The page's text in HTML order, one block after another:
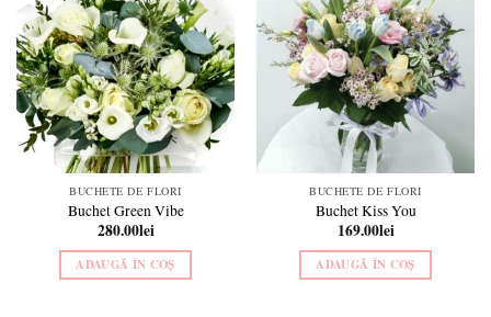
Add to
wishlist
BUCHETE DE FLORI
Buchet Green Vibe
280.00lei
ADAUGĂ ÎN COȘ
Add to
wishlist
BUCHETE DE FLORI
Buchet Kiss You
169.00lei
ADAUGĂ ÎN COȘ